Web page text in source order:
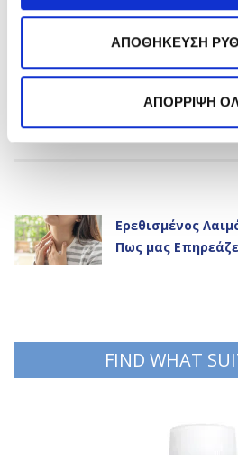
ΑΠΟΘΗΚΕΥΣΗ
ΑΠΟΡΡΙΨΗ
DISCOVER MORE
Γιατί τα
Ερεθισμένος
Πως μας
FIND WHAT